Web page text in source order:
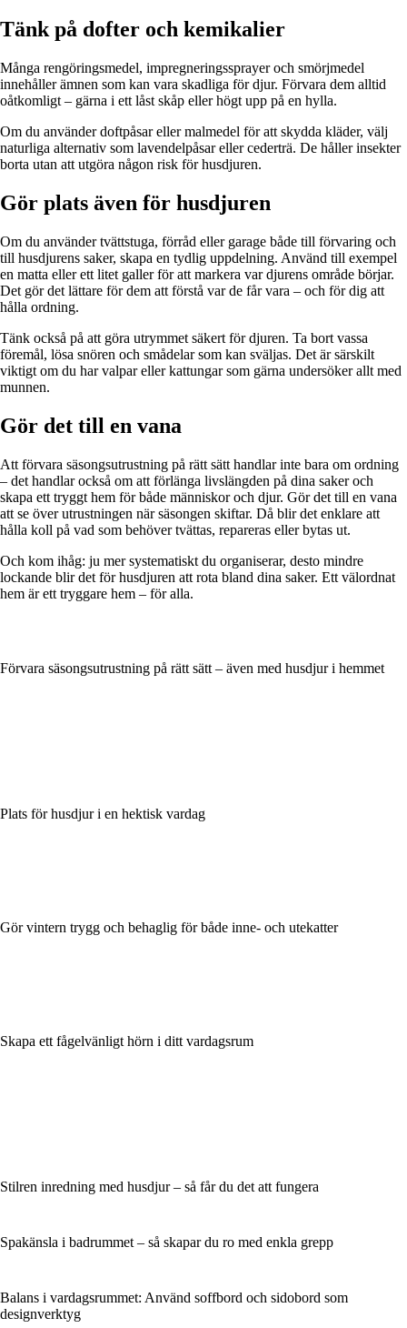
Tänk på dofter och kemikalier
Många rengöringsmedel, impregneringssprayer och smörjmedel
innehåller ämnen som kan vara skadliga för djur. Förvara dem alltid
oåtkomligt – gärna i ett låst skåp eller högt upp på en hylla.
Om du använder doftpåsar eller malmedel för att skydda kläder, välj
naturliga alternativ som lavendelpåsar eller cederträ. De håller insekter
borta utan att utgöra någon risk för husdjuren.
Gör plats även för husdjuren
Om du använder tvättstuga, förråd eller garage både till förvaring och
till husdjurens saker, skapa en tydlig uppdelning. Använd till exempel
en matta eller ett litet galler för att markera var djurens område börjar.
Det gör det lättare för dem att förstå var de får vara – och för dig att
hålla ordning.
Tänk också på att göra utrymmet säkert för djuren. Ta bort vassa
föremål, lösa snören och smådelar som kan sväljas. Det är särskilt
viktigt om du har valpar eller kattungar som gärna undersöker allt med
munnen.
Gör det till en vana
Att förvara säsongsutrustning på rätt sätt handlar inte bara om ordning
– det handlar också om att förlänga livslängden på dina saker och
skapa ett tryggt hem för både människor och djur. Gör det till en vana
att se över utrustningen när säsongen skiftar. Då blir det enklare att
hålla koll på vad som behöver tvättas, repareras eller bytas ut.
Och kom ihåg: ju mer systematiskt du organiserar, desto mindre
lockande blir det för husdjuren att rota bland dina saker. Ett välordnat
hem är ett tryggare hem – för alla.
Förvara säsongsutrustning på rätt sätt – även med husdjur i hemmet
Plats för husdjur i en hektisk vardag
Gör vintern trygg och behaglig för både inne- och utekatter
Skapa ett fågelvänligt hörn i ditt vardagsrum
Stilren inredning med husdjur – så får du det att fungera
Spakänsla i badrummet – så skapar du ro med enkla grepp
Balans i vardagsrummet: Använd soffbord och sidobord som
designverktyg